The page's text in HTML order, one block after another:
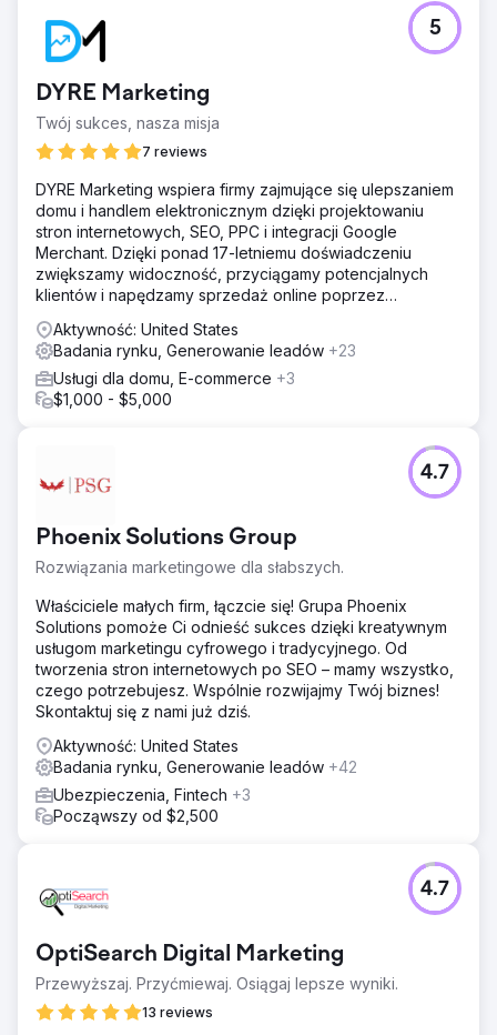
Wieloletni klient telekomunikacyjny, wykorzystując już
pełen zakres naszych możliwości marketingowych,
Ufając naszemu dążeniu do wyników i wysokim
standardom, zlecili nam realizację tego krytycznego
projektu, wiedząc, że wymaga on kompleksowej strategii,
ciągłego zaangażowania i iteracji.
Rozwiązanie
Opracowaliśmy kompleksowy plan, integrujący każdy
aspekt marketingu: badania rynku, pozycjonowanie marki,
kreatywny projekt, ukierunkowane kampanie i analizę
wydajności. Nasze kompleksowe zaangażowanie
zapewniło bezproblemową realizację i zarządzanie.
Uosobienie Build. Początek. Rosnąć.
Wyniki
Wprowadzanie marki na rynek wymaga zwinności –
esencji nowoczesnego marketingu. Obejmuje ciągłe
strategicznie, aby rozwijać się wykładniczo.
Przejdź do strony agencji
DYRE Marketing
Twój sukces, nasza misja
7 reviews
5
DYRE Marketing wspiera firmy zajmujące się ulepszaniem
domu i handlem elektronicznym dzięki projektowaniu
stron internetowych, SEO, PPC i integracji Google
Merchant. Dzięki ponad 17-letniemu doświadczeniu
zwiększamy widoczność, przyciągamy potencjalnych
klientów i napędzamy sprzedaż online poprzez
Aktywność: United States
Badania rynku, Generowanie leadów +23
Usługi dla domu, E-commerce +3
$1,000 - $5,000
Phoenix Solutions Group
Rozwiązania marketingowe dla słabszych.
4.7
Właściciele małych firm, łączcie się! Grupa Phoenix
Solutions pomoże Ci odnieść sukces dzięki kreatywnym
usługom marketingu cyfrowego i tradycyjnego. Od
tworzenia stron internetowych po SEO – mamy wszystko,
czego potrzebujesz. Wspólnie rozwijajmy Twój biznes!
Skontaktuj się z nami już dziś.
Aktywność: United States
Badania rynku, Generowanie leadów +42
Ubezpieczenia, Fintech +3
Począwszy od $2,500
OptiSearch Digital Marketing
Przewyższaj. Przyćmiewaj. Osiągaj lepsze wyniki.
13 reviews
4.7